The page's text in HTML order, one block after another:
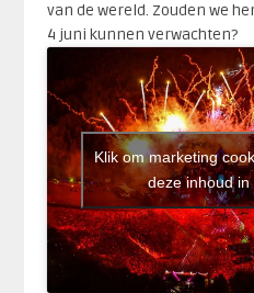
van de wereld. Zouden we
4 juni kunnen verwachten?
Klik om marketing
deze inhoud